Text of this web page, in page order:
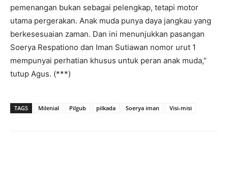
pemenangan bukan sebagai pelengkap, tetapi motor
utama pergerakan. Anak muda punya daya jangkau yang
berkesesuaian zaman. Dan ini menunjukkan pasangan
Soerya Respationo dan Iman Sutiawan nomor urut 1
mempunyai perhatian khusus untuk peran anak muda,”
tutup Agus. (***)
TAGS Milenial Pilgub pilkada Soerya iman Visi-misi